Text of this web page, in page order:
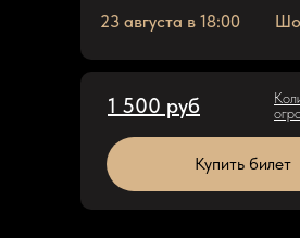
1 500 руб
Купить билет
23 августа в 18:00